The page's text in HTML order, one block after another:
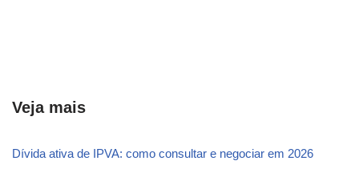
Veja mais
Dívida ativa de IPVA: como consultar e negociar em 2026